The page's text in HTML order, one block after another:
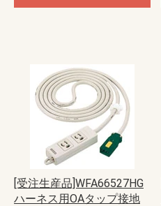
[受注生産品]WFA66527HG
ハーネス用OAタップ接地